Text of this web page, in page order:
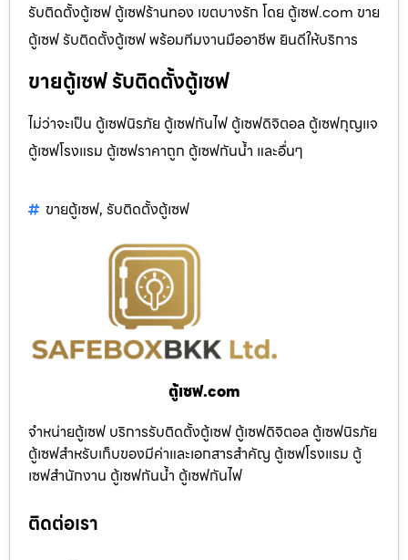
รับติดตั้งตู้เซฟ ตู้เซฟร้านทอง เขตบางรัก โดย ตู้เซฟ.com ขาย
ตู้เซฟ รับติดตั้งตู้เซฟ พร้อมทีมงานมืออาชีพ ยินดีให้บริการ
ขายตู้เซฟ รับติดตั้งตู้เซฟ
ไม่ว่าจะเป็น ตู้เซฟนิรภัย ตู้เซฟกันไฟ ตู้เซฟดิจิตอล ตู้เซฟกุญแจ
ตู้เซฟโรงแรม ตู้เซฟราคาถูก ตู้เซฟกันน้ำ และอื่นๆ
ขายตู้เซฟ, รับติดตั้งตู้เซฟ
ตู้เซฟ.com
จำหน่ายตู้เซฟ บริการรับติดตั้งตู้เซฟ ตู้เซฟดิจิตอล ตู้เซฟนิรภัย
ตู้เซฟสำหรับเก็บของมีค่าและเอกสารสำคัญ ตู้เซฟโรงแรม ตู้
เซฟสำนักงาน ตู้เซฟกันน้ำ ตู้เซฟกันไฟ
ติดต่อเรา